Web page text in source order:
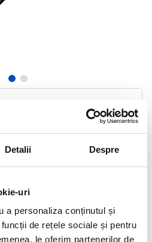
Detalii Despre
uri
a personaliza conținutul și
de rețele sociale și pentru
le oferim partenerilor de
Livrare gratuita
Telefon: